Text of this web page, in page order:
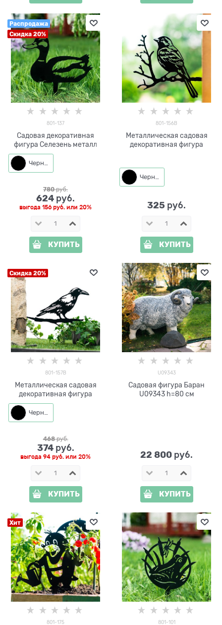
Распродажа
Скидка 20%
801-137
Садовая декоративная
фигура Селезень металл
Черный
780 руб.
624 руб.
выгода 156 руб. или 20%
КУПИТЬ
801-156B
Металлическая садовая
декоративная фигура
Черный
325 руб.
КУПИТЬ
Скидка 20%
801-157B
Металлическая садовая
декоративная фигура
Черный
468 руб.
374 руб.
выгода 94 руб. или 20%
КУПИТЬ
U09343
Садовая фигура Баран
U09343 h=80 см
22 800 руб.
КУПИТЬ
Хит
801-175 801-101